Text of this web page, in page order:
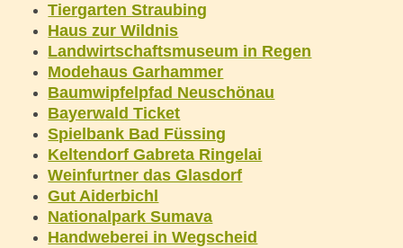
Tiergarten Straubing
Haus zur Wildnis
Landwirtschaftsmuseum in Regen
Modehaus Garhammer
Baumwipfelpfad Neuschönau
Bayerwald Ticket
Spielbank Bad Füssing
Keltendorf Gabreta Ringelai
Weinfurtner das Glasdorf
Gut Aiderbichl
Nationalpark Sumava
Handweberei in Wegscheid